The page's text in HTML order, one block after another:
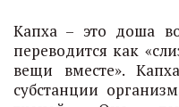
Капха – это доша
переводится как
вещи вместе».
субстанции